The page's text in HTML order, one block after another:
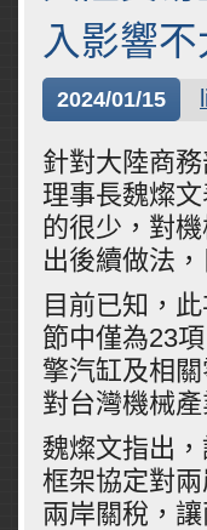
入影響不
2024/01/15
針對大陸商
理事長魏燦
的很少，對
出後續做法
目前已知，
節中僅為23
擎汽缸及相
對台灣機械
魏燦文指出
框架協定對
兩岸關稅，